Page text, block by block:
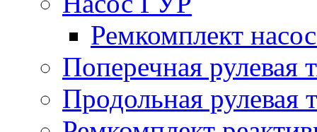
Ремкомплект
Поперечная рулевая
Продольная рулевая